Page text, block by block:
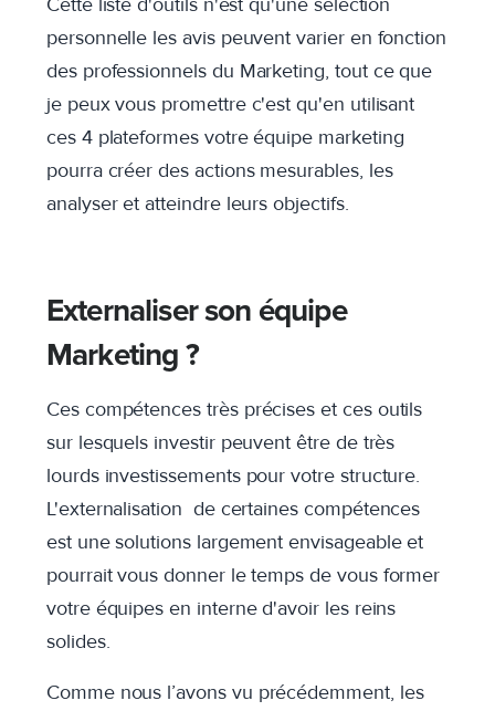
personnelle les avis peuvent varier en fonction
des professionnels du Marketing, tout ce que
je peux vous promettre c'est qu'en utilisant
ces 4 plateformes votre équipe marketing
pourra créer des actions mesurables, les
analyser et atteindre leurs objectifs.
Externaliser son équipe
Marketing ?
Ces compétences très précises et ces outils
sur lesquels investir peuvent être de très
lourds investissements pour votre structure.
L'externalisation de certaines compétences
est une solutions largement envisageable et
pourrait vous donner le temps de vous former
votre équipes en interne d'avoir les reins
solides.
Comme nous l’avons vu précédemment, les